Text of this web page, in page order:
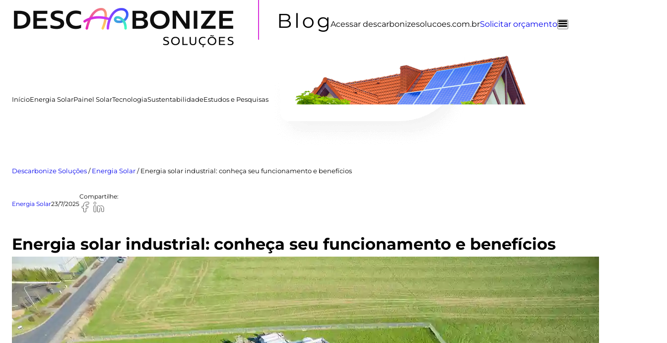
Acessar descarbonizesolucoes.com.brSolicitar orçamento
InícioEnergia SolarPainel SolarTecnologiaSustentabilidadeEstudos e Pesquisas
Descarbonize Soluções/Energia Solar/Energia solar industrial: conheça seu funcionamento e benefícios
Energia Solar23/7/2025
Compartilhe:
Energia solar industrial: conheça seu funcionamento e benefícios